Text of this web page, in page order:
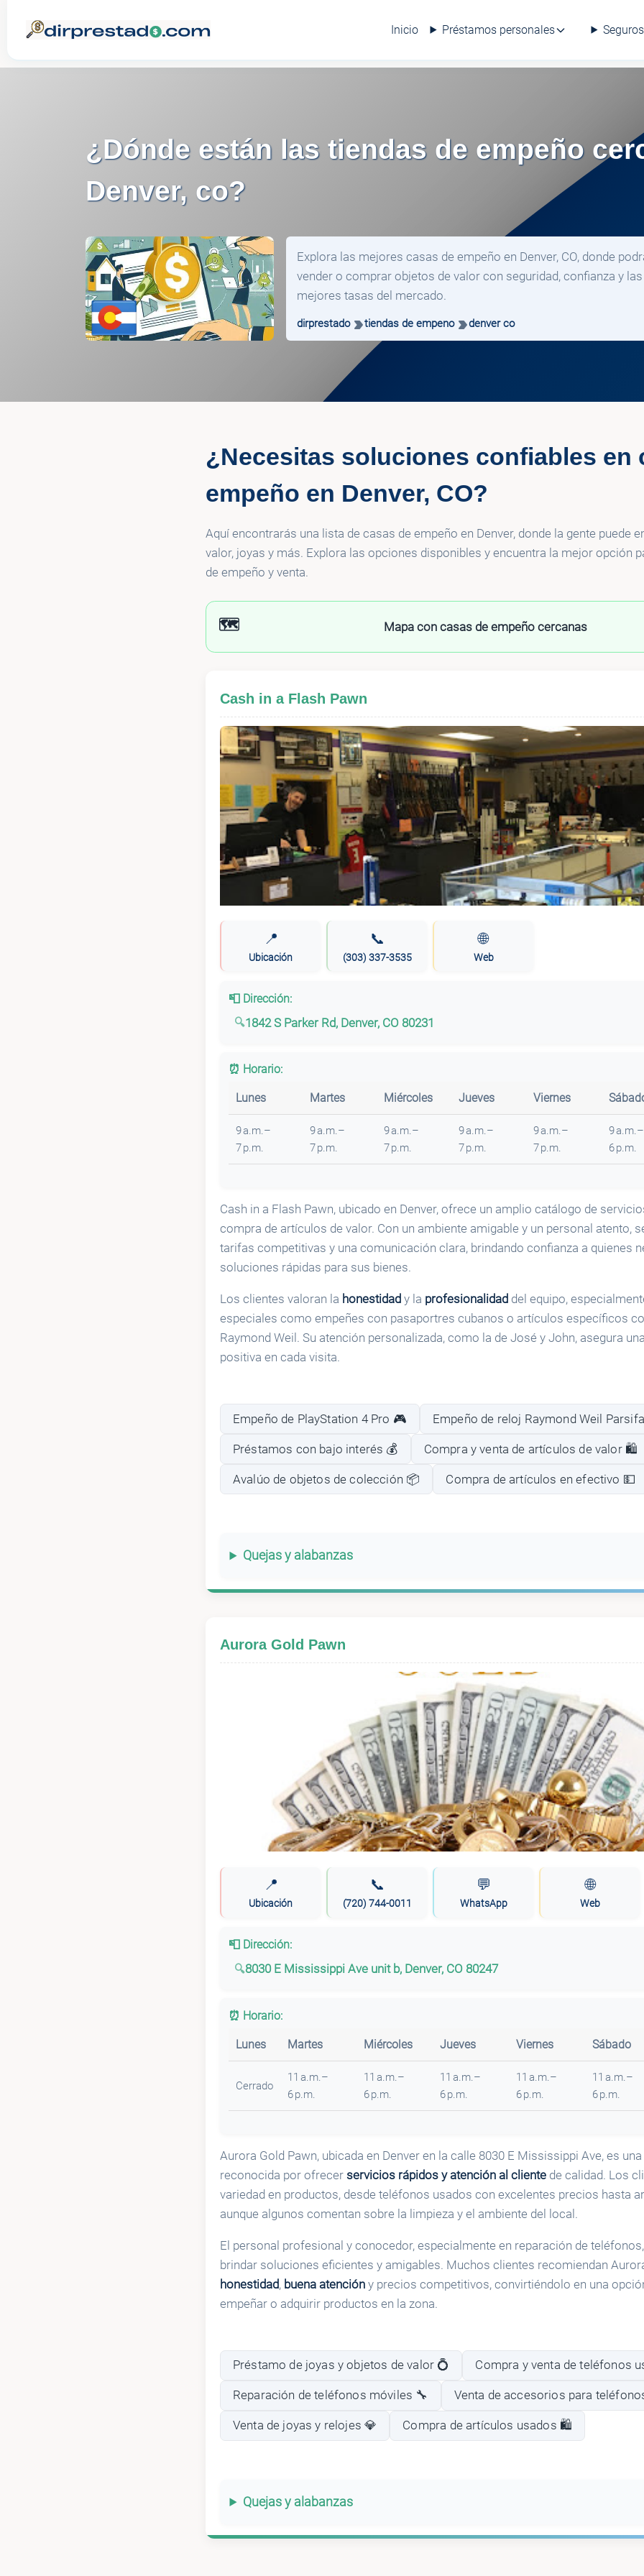
Inicio Préstamos personales
¿Dónde están las tiendas de empeño
Denver, co?
Explora las mejores casas de empeño en Denver, CO, donde
vender o comprar objetos de valor con seguridad, confianza y las
mejores tasas del mercado.
dirprestado tiendas de empeno denver co
¿Necesitas soluciones confiables en
empeño en Denver, CO?
Aquí encontrarás una lista de casas de empeño en Denver, donde la gente puede
valor, joyas y más. Explora las opciones disponibles y encuentra la mejor opción
de empeño y venta.
🗺️ Mapa con casas de empeño cercanas
Cash in a Flash Pawn
📍
Ubicación
📞
(303) 337-3535
🌐
Web
📮 Dirección:
1842 S Parker Rd, Denver, CO 80231
⏰ Horario:
Lunes Martes Miércoles Jueves Viernes
9 a.m.–
7 p.m.
9 a.m.–
7 p.m.
9 a.m.–
7 p.m.
9 a.m.–
7 p.m.
9 a.m.–
7 p.m.
9 a.m.–
6 p.m.
Cash in a Flash Pawn, ubicado en Denver, ofrece un amplio catálogo de
compra de artículos de valor. Con un ambiente amigable y un personal atento,
tarifas competitivas y una comunicación clara, brindando confianza a quienes
soluciones rápidas para sus bienes.
Los clientes valoran la honestidad y la profesionalidad del equipo,
especiales como empeñes con pasaportres cubanos o artículos específicos
Raymond Weil. Su atención personalizada, como la de José y John, asegura
positiva en cada visita.
Empeño de PlayStation 4 Pro 🎮 Empeño de reloj Raymond Weil
Préstamos con bajo interés 💰 Compra y venta de artículos de valor 🛍️
Avalúo de objetos de colección 📦 Compra de artículos en efectivo 💵
Quejas y alabanzas
Aurora Gold Pawn
📍
Ubicación
📞
(720) 744-0011
💬
WhatsApp
🌐
Web
📮 Dirección:
8030 E Mississippi Ave unit b, Denver, CO 80247
⏰ Horario:
Lunes Martes Miércoles Jueves Viernes Sábado
Cerrado
11 a.m.–
6 p.m.
11 a.m.–
6 p.m.
11 a.m.–
6 p.m.
11 a.m.–
6 p.m.
11 a.m.–
6 p.m.
Aurora Gold Pawn, ubicada en Denver en la calle 8030 E Mississippi Ave, es una
reconocida por ofrecer servicios rápidos y atención al clientede calidad. Los
variedad en productos, desde teléfonos usados con excelentes precios hasta
aunque algunos comentan sobre la limpieza y el ambiente del local.
El personal profesional y conocedor, especialmente en reparación de
brindar soluciones eficientes y amigables. Muchos clientes recomiendan
honestidad, buena atencióny precios competitivos, convirtiéndolo en una
empeñar o adquirir productos en la zona.
Préstamo de joyas y objetos de valor 💍 Compra y venta de teléfonos
Reparación de teléfonos móviles 🔧 Venta de accesorios para
Venta de joyas y relojes 💎 Compra de artículos usados 🛍️
Quejas y alabanzas